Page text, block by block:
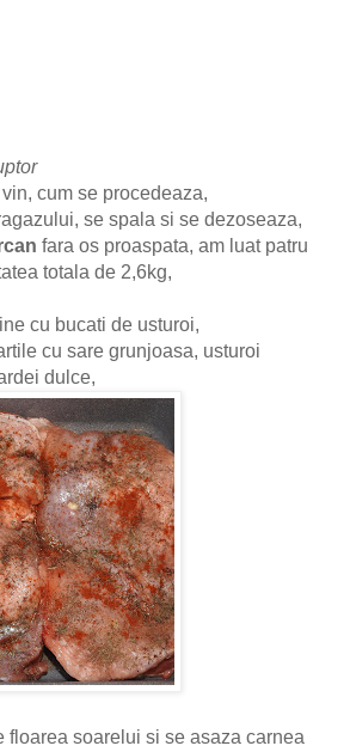
cum se procedeaza,
se spala si se dezoseaza,
fara os proaspata, am luat patru
totala de 2,6kg,
cu bucati de usturoi,
cu sare grunjoasa, usturoi
dulce,
floarea soarelui si se asaza carnea